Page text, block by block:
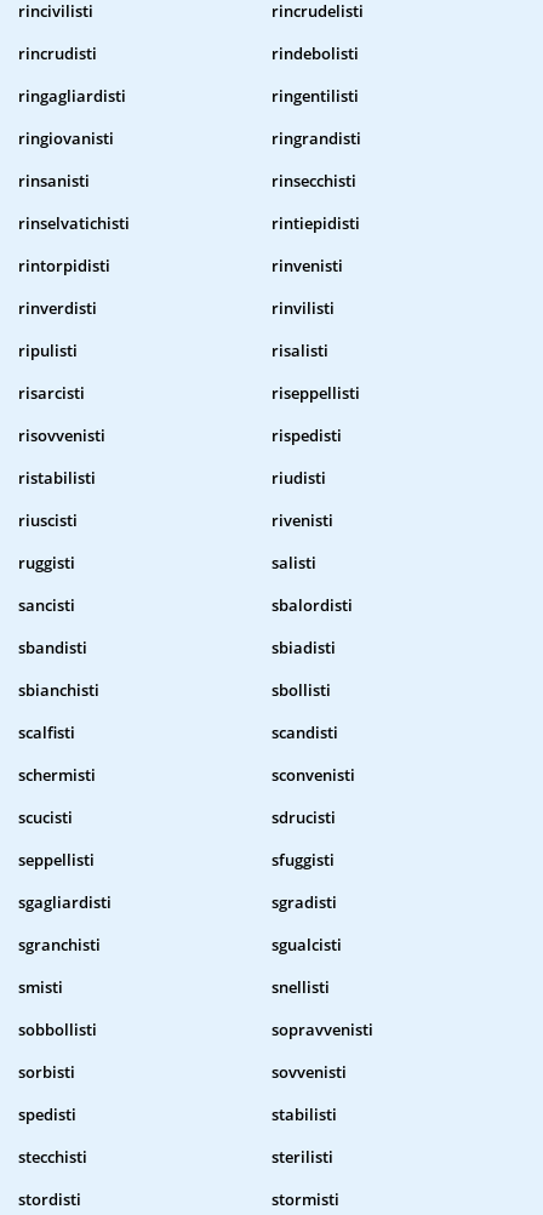
rincivilisti
rincrudelisti
rincrudisti
rindebolisti
ringagliardisti
ringentilisti
ringiovanisti
ringrandisti
rinsanisti
rinsecchisti
rinselvatichisti
rintiepidisti
rintorpidisti
rinvenisti
rinverdisti
rinvilisti
ripulisti
risalisti
risarcisti
riseppellisti
risovvenisti
rispedisti
ristabilisti
riudisti
riuscisti
rivenisti
ruggisti
salisti
sancisti
sbalordisti
sbandisti
sbiadisti
sbianchisti
sbollisti
scalfisti
scandisti
schermisti
sconvenisti
scucisti
sdrucisti
seppellisti
sfuggisti
sgagliardisti
sgradisti
sgranchisti
sgualcisti
smisti
snellisti
sobbollisti
sopravvenisti
sorbisti
sovvenisti
spedisti
stabilisti
stecchisti
sterilisti
stordisti
stormisti